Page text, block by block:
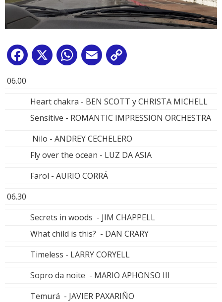
Facebook
X WhatsApp
Email
06.00
Heart chakra - BEN SCOTT y CHRISTA MICHELL
Sensitive - ROMANTIC IMPRESSION ORCHESTRA
Nilo - ANDREY CECHELERO
Fly over the ocean - LUZ DA ASIA
Farol - AURIO CORRÁ
06.30
Secrets in woods - JIM CHAPPELL
What child is this? - DAN CRARY
Timeless - LARRY CORYELL
Sopro da noite - MARIO APHONSO III
Temurá - JAVIER PAXARIÑO